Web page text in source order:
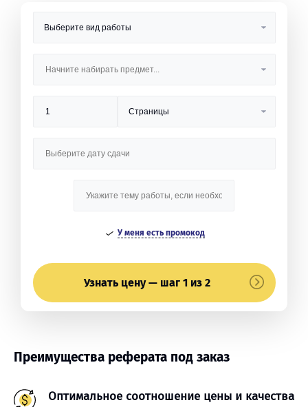
У меня есть промокод
Узнать цену — шаг 1 из 2
Преимущества реферата под заказ
Оптимальное соотношение цены и качества